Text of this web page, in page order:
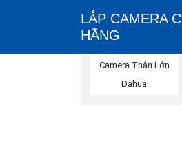
LẮP CAMERA
HÃNG
Camera Thân Lớn
Dahua